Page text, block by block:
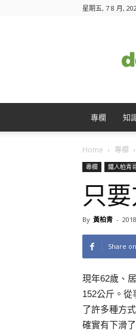
星期五, 7 8 月,
專欄 知
Home 專欄
專欄 鐵人柏青
只
By 黃柏青 -
Share
現年62歲、
152公斤。
了許多種方
確實有下滑